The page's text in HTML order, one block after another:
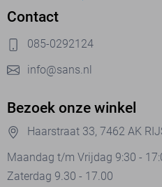
Contact
085-0292124
info@sans.nl
Bezoek onze winkel
Haarstraat 33, 7462 AK
Maandag t/m Vrijdag 9:30 -
Zaterdag 9.30 - 17.00